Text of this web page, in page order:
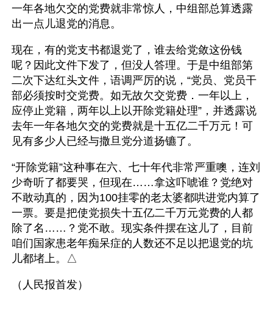
一年各地欠交的党费就非常惊人，中组部总算透露
出一点儿退党的消息。
现在，有的党支书都退党了，谁去给党敛这份钱
呢？因此文件下发了，但没人答理。于是中组部第
二次下达红头文件，语调严厉的说，“党员、党员干
部必须按时交党费。如无故欠交党费．一年以上，
应停止党籍，两年以上以开除党籍处理”，并透露说
去年一年各地欠交的党费就是十五亿二千万元！可
见有多少人已经与撒旦党分道扬镳了。
“开除党籍”这种事在六、七十年代非常严重噢，连刘
少奇听了都要哭，但现在……拿这吓唬谁？党绝对
不敢动真的，因为100挂零的老太婆都哄进党内算了
一票。要是把使党损失十五亿二千万元党费的人都
除了名……？党不敢。现实条件摆在这儿了，目前
咱们国家患老年痴呆症的人数还不足以把退党的坑
儿都堵上。△